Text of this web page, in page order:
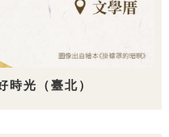
時光（臺北）